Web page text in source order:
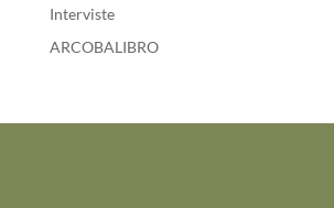
Interviste
ARCOBALIBRO